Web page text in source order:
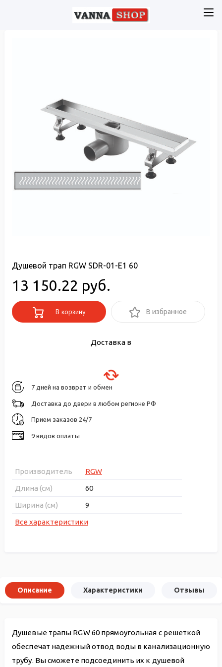
Душевой трап RGW SDR-01-E1 60
13 150.22 руб.
В корзину В избранное
Доставка в
7 дней на возврат и обмен
Доставка до двери в любом регионе РФ
Прием заказов 24/7
9 видов оплаты
Производитель
RGW
Длина (см)
60
Ширина (см)
9
Все характеристики
Описание Характеристики Отзывы
Душевые трапы RGW 60 прямоугольная с решеткой
обеспечат надежный отвод воды в канализационную
трубу. Вы сможете подсоединить их к душевой